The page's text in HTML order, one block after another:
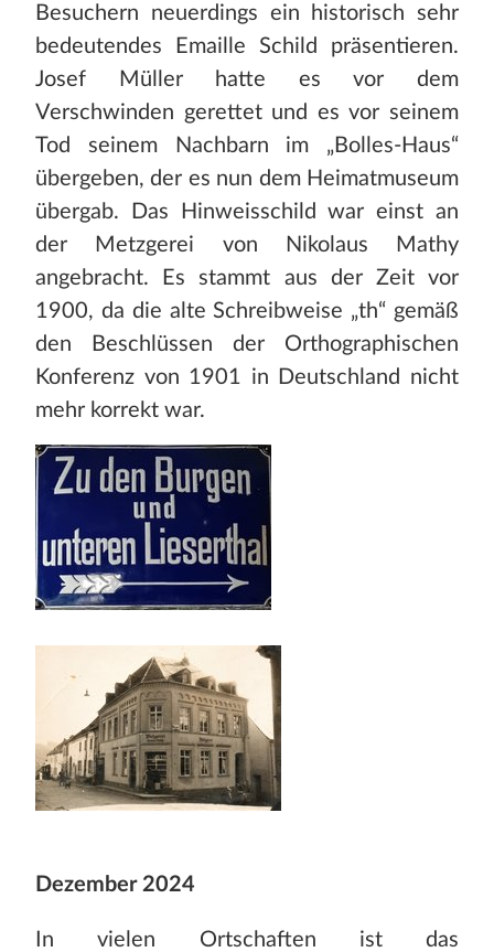
Besuchern neuerdings ein historisch sehr
bedeutendes Emaille Schild präsentieren.
Josef Müller hatte es vor dem
Verschwinden gerettet und es vor seinem
Tod seinem Nachbarn im „Bolles-Haus“
übergeben, der es nun dem Heimatmuseum
übergab. Das Hinweisschild war einst an
der Metzgerei von Nikolaus Mathy
angebracht. Es stammt aus der Zeit vor
1900, da die alte Schreibweise „th“ gemäß
den Beschlüssen der Orthographischen
Konferenz von 1901 in Deutschland nicht
mehr korrekt war.
Dezember 2024
In vielen Ortschaften ist das